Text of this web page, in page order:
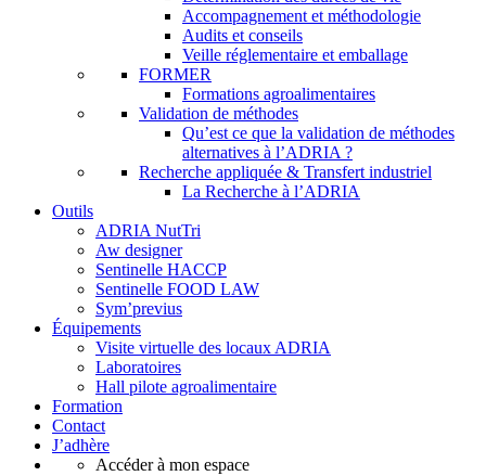
Accompagnement et méthodologie
Audits et conseils
Veille réglementaire et emballage
FORMER
Formations agroalimentaires
Validation de méthodes
Qu’est ce que la validation de méthodes
alternatives à l’ADRIA ?
Recherche appliquée & Transfert industriel
La Recherche à l’ADRIA
Outils
ADRIA NutTri
Aw designer
Sentinelle HACCP
Sentinelle FOOD LAW
Sym’previus
Équipements
Visite virtuelle des locaux ADRIA
Laboratoires
Hall pilote agroalimentaire
Formation
Contact
J’adhère
Accéder à mon espace